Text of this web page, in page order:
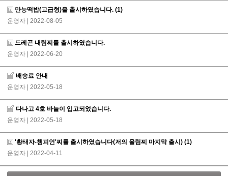
만능떡밥(고급형)을 출시하였습니다. (1)
운영자 | 2022-08-05
드레곤 내림찌를 출시하였습니다.
운영자 | 2022-06-20
배송료 안내
운영자 | 2022-05-18
다나고 4호 바늘이 입고되었습니다.
운영자 | 2022-05-18
'황태자-챔피언'찌를 출시하였습니다(저의 올림찌 마지막 출시) (1)
운영자 | 2022-04-11